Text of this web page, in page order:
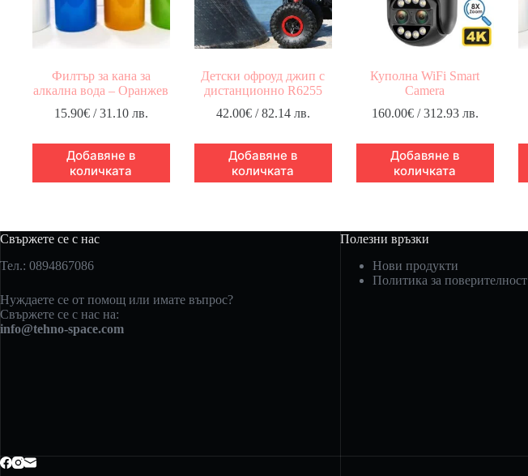
Филтър за кана за
алкална вода – Оранжев
15.90€/ 31.10 лв.
Добавяне в
количката
Детски офроуд джип с
дистанционно R6255
42.00€/ 82.14 лв.
Добавяне в
количката
Куполна WiFi Smart
Camera
160.00€/ 312.93 лв.
Добавяне в
количката
Свържете се с нас
Тел.: 0894867086
Нуждаете се от помощ или имате въпрос?
Свържете се с нас на:
info@tehno-space.com
Полезни връзки
Нови продукти
Политика за поверителност